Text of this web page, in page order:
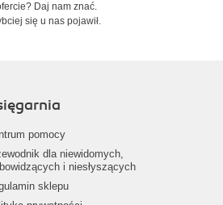
Daj nam znać.
się u nas pojawił.
pomocy
dla niewidomych,
i niesłyszących
sklepu